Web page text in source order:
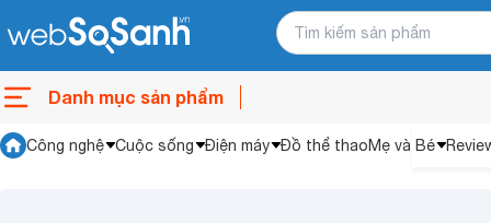
Danh mục sản phẩm
Công nghệ Cuộc sống Điện máy Đồ thể thaoMẹ và Bé